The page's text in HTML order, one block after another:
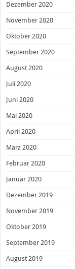
Dezember 2020
November 2020
Oktober 2020
September 2020
August 2020
Juli 2020
Juni 2020
Mai 2020
April 2020
März 2020
Februar 2020
Januar 2020
Dezember 2019
November 2019
Oktober 2019
September 2019
August 2019